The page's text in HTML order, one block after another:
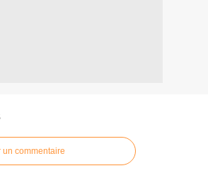
un commentaire